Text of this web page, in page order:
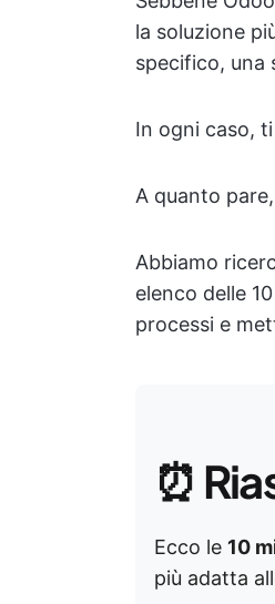
la soluzione
specifico, una
In ogni caso,
A quanto
Abbiamo
elenco delle
processi e
⏰
Ecco le 10
più adatta